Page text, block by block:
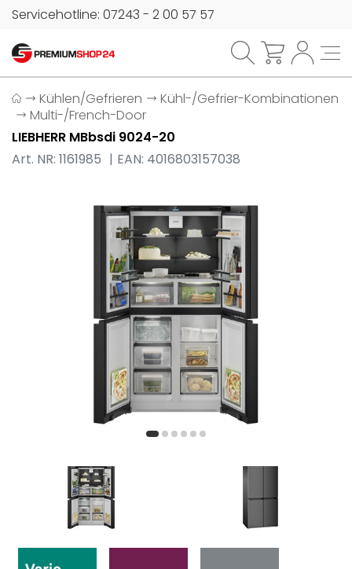
Servicehotline: 07243 - 2 00 57 57
Kühlen/Gefrieren
Kühl-/Gefrier-Kombinationen
Multi-/French-Door
LIEBHERR MBbsdi 9024-20
Art. NR: 1161985
EAN: 4016803157038